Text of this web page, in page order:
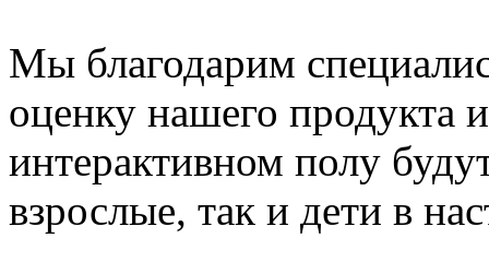
Мы благодарим
оценку нашего продукта
интерактивном полу
взрослые, так и дети в